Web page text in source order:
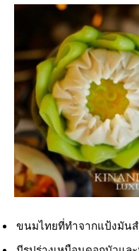
ขนมไทยที่ทำจากแป้งมัน